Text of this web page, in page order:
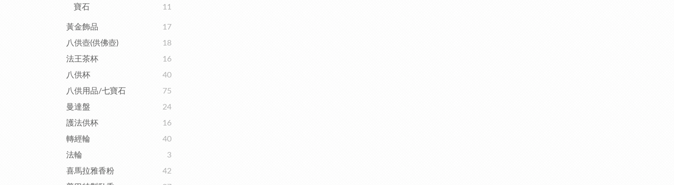
寶石
11
黃金飾品
17
八供壺(供佛壺)
18
法王茶杯
16
八供杯
40
八供用品/七寶石
75
曼達盤
24
護法供杯
16
轉經輪
40
法輪
3
喜馬拉雅香粉
42